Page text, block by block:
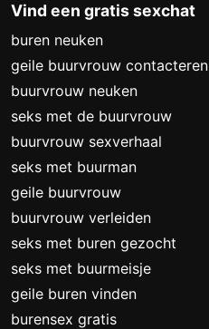
Vind een gratis sexchat
buren neuken
geile buurvrouw contacteren
buurvrouw neuken
seks met de buurvrouw
buurvrouw sexverhaal
seks met buurman
geile buurvrouw
buurvrouw verleiden
seks met buren gezocht
seks met buurmeisje
geile buren vinden
burensex gratis